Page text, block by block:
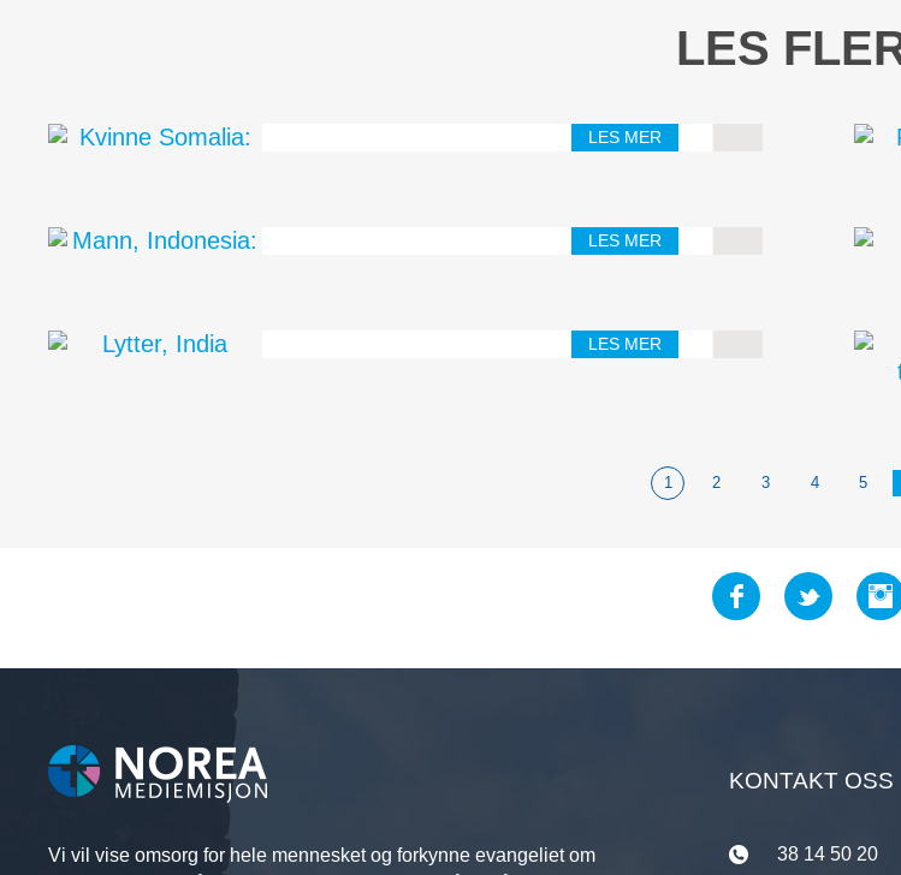
LES
LES MER
LES MER
LES MER
1 2 3 4 5
Vi vil vise omsorg for hele mennesket og forkynne evangeliet om
KONTAKT OSS
38 14 50 20